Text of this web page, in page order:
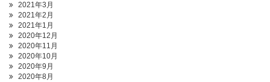
2021年3月
2021年2月
2021年1月
2020年12月
2020年11月
2020年10月
2020年9月
2020年8月